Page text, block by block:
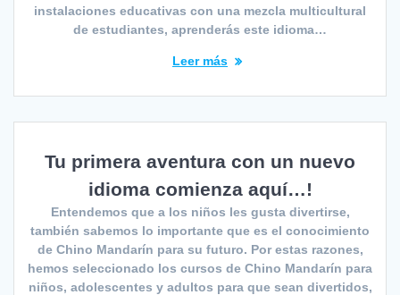
instalaciones educativas con una mezcla multicultural
de estudiantes, aprenderás este idioma…
Leer más
Tu primera aventura con un nuevo
idioma comienza aquí…!
Entendemos que a los niños les gusta divertirse,
también sabemos lo importante que es el conocimiento
de Chino Mandarín para su futuro. Por estas razones,
hemos seleccionado los cursos de Chino Mandarín para
niños, adolescentes y adultos para que sean divertidos,